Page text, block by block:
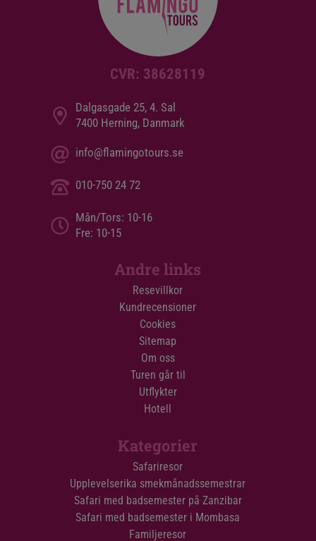
CVR: 38628119
Dalgasgade 25, 4. Sal
7400 Herning, Danmark
info@flamingotours.se
010-750 24 72
Mån/Tors: 10-16
Fre: 10-15
Andre links
Resevillkor
Kundrecensioner
Cookies
Sitemap
Om oss
Turen går til
Utflykter
Hotell
Kategorier
Safariresor
Upplevelserika smekmånadssemestrar
Safari med badsemester på Zanzibar
Safari med badsemester i Mombasa
Familjeresor